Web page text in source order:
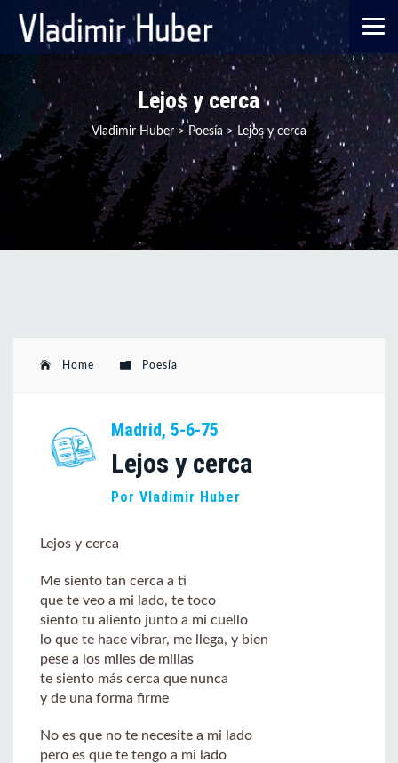
Lejos y cerca
Vladimir Huber > Poesía > Lejos y cerca
Home Poesía
Madrid, 5-6-75
Lejos y cerca
Por Vladimir Huber
Lejos y cerca
Me siento tan cerca a ti
que te veo a mi lado, te toco
siento tu aliento junto a mi cuello
lo que te hace vibrar, me llega, y bien
pese a los miles de millas
te siento más cerca que nunca
y de una forma firme
No es que no te necesite a mi lado
pero es que te tengo a mi lado